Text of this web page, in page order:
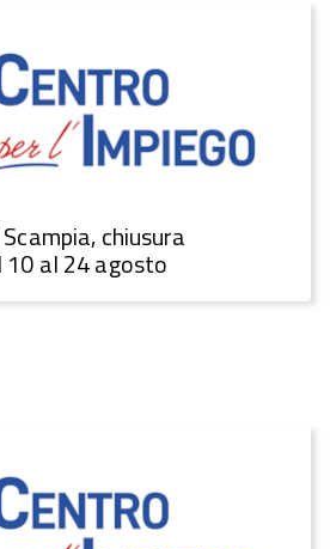
chiusura
al 24 agosto